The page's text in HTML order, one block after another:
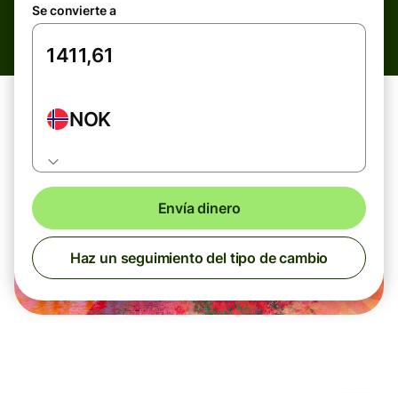
Se convierte a
NOK
Envía dinero
Haz un seguimiento del tipo de cambio